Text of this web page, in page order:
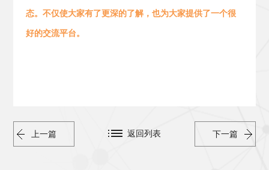
态。 不仅使大家有了更深的了解，也为大家提供了一个很
好的交流平台。
上一篇 下一篇
返回列表